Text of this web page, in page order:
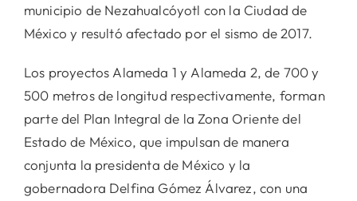
municipio de Nezahualcóyotl con la Ciudad de
México y resultó afectado por el sismo de 2017.
Los proyectos Alameda 1 y Alameda 2, de 700 y
500 metros de longitud respectivamente, forman
parte del Plan Integral de la Zona Oriente del
Estado de México, que impulsan de manera
conjunta la presidenta de México y la
gobernadora Delfina Gómez Álvarez, con una